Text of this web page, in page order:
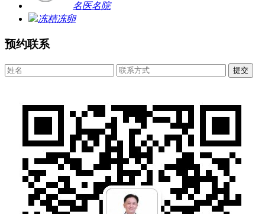
名医名院
冻精冻卵
预约联系